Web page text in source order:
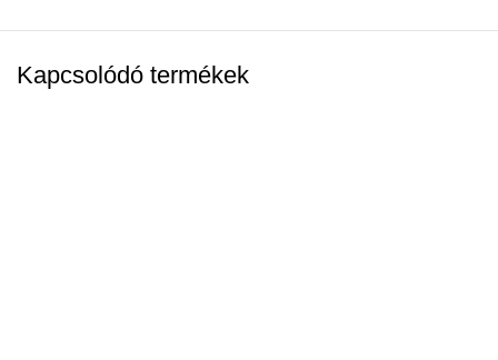
Kapcsolódó termékek